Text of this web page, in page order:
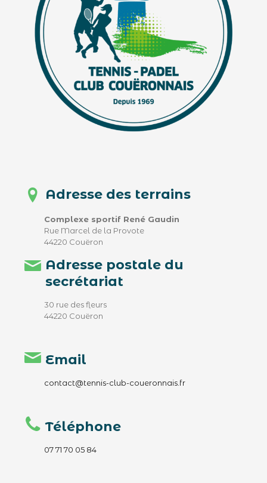
Adresse des terrains
Complexe sportif René Gaudin
Rue Marcel de la Provote
44220 Couëron
Adresse postale du
secrétariat
30 rue des fleurs
44220 Couëron
Email
contact@tennis-club-coueronnais.fr
Téléphone
07 71 70 05 84